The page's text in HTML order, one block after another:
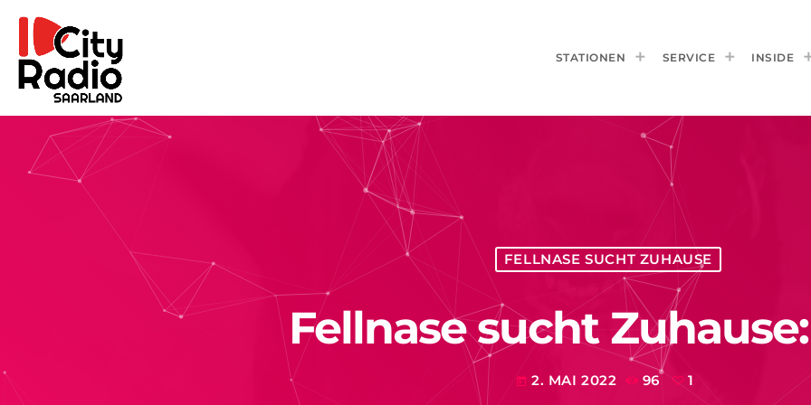
STATIONEN SERVICE INSIDE
FELLNASE SUCHT ZUHAUSE
Fellnase sucht
today 2. MAI 2022 96 1